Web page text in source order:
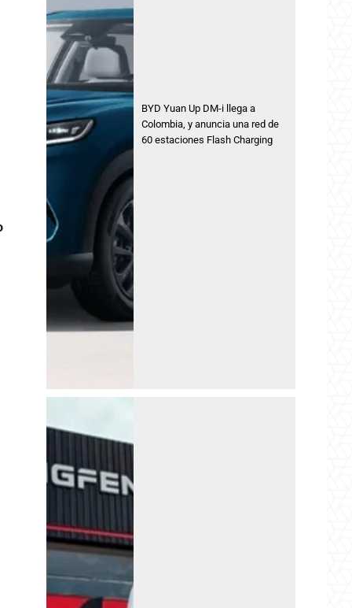
BYD Yuan Up DM-i llega a
Colombia, y anuncia una red de
60 estaciones Flash Charging